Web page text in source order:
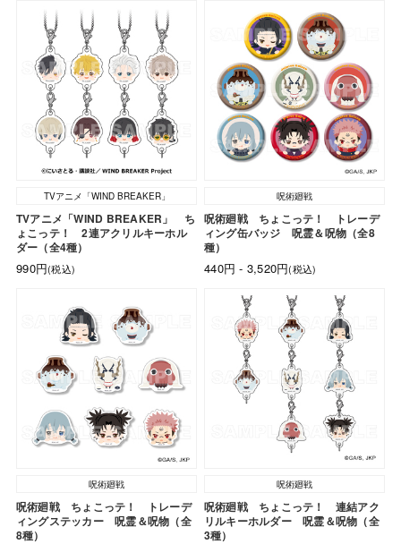
TVアニメ「WIND BREAKER」
TVアニメ「WIND BREAKER」 ち
ょこっテ！ 2連アクリルキーホル
ダー（全4種）
990円(税込)
呪術廻戦
呪術廻戦 ちょこっテ！ トレーデ
ィング缶バッジ 呪霊＆呪物（全8
種）
440円 - 3,520円(税込)
呪術廻戦
呪術廻戦 ちょこっテ！ トレーデ
ィングステッカー 呪霊＆呪物（全
8種）
呪術廻戦
呪術廻戦 ちょこっテ！ 連結アク
リルキーホルダー 呪霊＆呪物（全
3種）